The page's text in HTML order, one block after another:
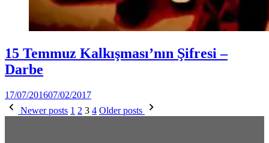
Posted
in
Soru-
Cevap
15 Temmuz Kalkışması’nın Şifresi –
Darbe
by
Ahmet
Yozgat
17/07/201607/02/2017
YazıNewer posts 1 2 3 4 Older posts